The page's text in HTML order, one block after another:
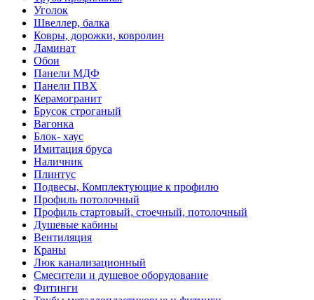
Уголок
Швеллер, балка
Ковры, дорожки, ковролин
Ламинат
Обои
Панели МДФ
Панели ПВХ
Керамогранит
Брусок строганый
Вагонка
Блок- хаус
Имитация бруса
Наличник
Плинтус
Подвесы, Комплектующие к профилю
Профиль потолочный
Профиль стартовый, стоечный, потолочный
Душевые кабины
Вентиляция
Краны
Люк канализационный
Смесители и душевое оборудование
Фитинги